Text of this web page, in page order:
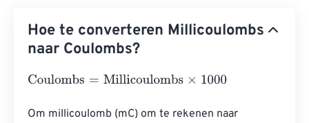
Hoe te converteren Millicoulombs
naar Coulombs?
Coulombs= Millicoulombs×1000
Om millicoulomb (mC) om te rekenen naar